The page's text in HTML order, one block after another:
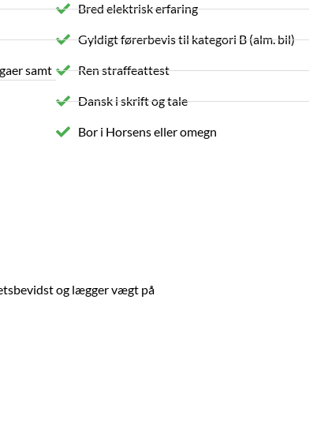
samt
Bred elektrisk erfaring
Gyldigt førerbevis til kategori B (alm. bil)
Ren straffeattest
Dansk i skrift og tale
Bor i Horsens eller omegn
og lægger vægt på